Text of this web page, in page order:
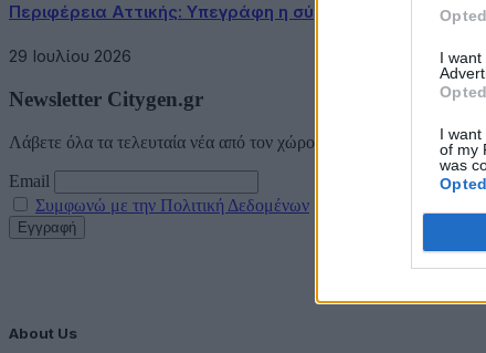
I
I
of my
was
Περιφέρεια Αττικής: Υπεγράφη η σύμβαση κατασκευής
29 Ιουλίου 2026
Newsletter Citygen.gr
Λάβετε όλα τα τελευταία νέα από τον χώρο της Πολιτικής
Email
Συμφωνώ με την Πολιτική Δεδομένων
About Us